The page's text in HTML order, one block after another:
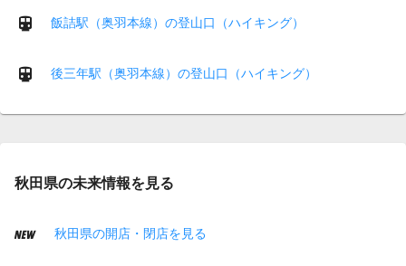
飯詰駅（奥羽本線）の登山口（ハイキング）
後三年駅（奥羽本線）の登山口（ハイキング）
秋田県の未来情報を見る
秋田県の開店・閉店を見る